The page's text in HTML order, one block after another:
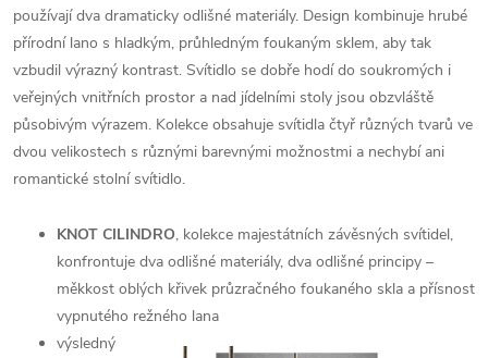
používají dva dramaticky odlišné materiály. Design kombinuje hrubé
přírodní lano s hladkým, průhledným foukaným sklem, aby tak
vzbudil výrazný kontrast. Svítidlo se dobře hodí do soukromých i
veřejných vnitřních prostor a nad jídelními stoly jsou obzvláště
působivým výrazem. Kolekce obsahuje svítidla čtyř různých tvarů ve
dvou velikostech s různými barevnými možnostmi a nechybí ani
romantické stolní svítidlo.
KNOT CILINDRO, kolekce majestátních závěsných svítidel,
konfrontuje dva odlišné materiály, dva odlišné principy –
měkkost oblých křivek průzračného foukaného skla a přísnost
vypnutého režného lana
výsledný